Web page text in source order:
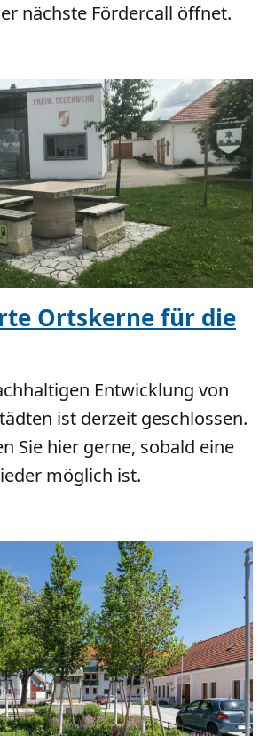
nächste Fördercall öffnet.
Ortskerne für die
Entwicklung von
ist derzeit geschlossen.
Sie hier gerne, sobald eine
möglich ist.